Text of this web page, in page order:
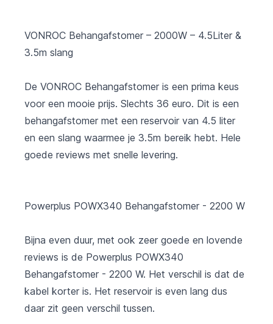
VONROC Behangafstomer – 2000W – 4.5Liter &
3.5m slang
De VONROC Behangafstomer is een prima keus
voor een mooie prijs. Slechts 36 euro. Dit is een
behangafstomer met een reservoir van 4.5 liter
en een slang waarmee je 3.5m bereik hebt. Hele
goede reviews met snelle levering.
Powerplus POWX340 Behangafstomer - 2200 W
Bijna even duur, met ook zeer goede en lovende
reviews is de Powerplus POWX340
Behangafstomer - 2200 W. Het verschil is dat de
kabel korter is. Het reservoir is even lang dus
daar zit geen verschil tussen.